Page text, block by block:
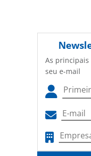
As principais
seu e-mail